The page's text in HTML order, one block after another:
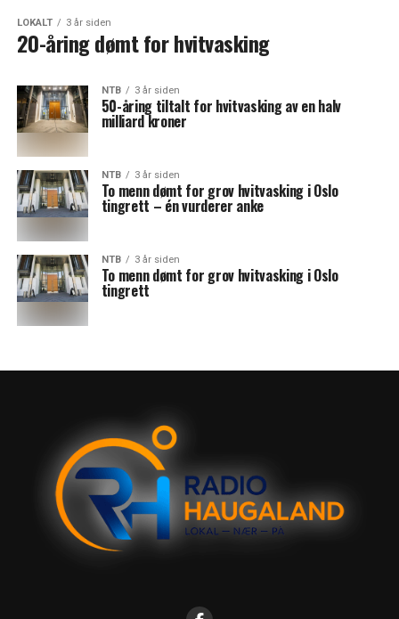
LOKALT 3 år siden
20-åring dømt for hvitvasking
NTB 3 år siden
50-åring tiltalt for hvitvasking av en halv
milliard kroner
NTB 3 år siden
To menn dømt for grov hvitvasking i Oslo
tingrett – én vurderer anke
NTB 3 år siden
To menn dømt for grov hvitvasking i Oslo
tingrett